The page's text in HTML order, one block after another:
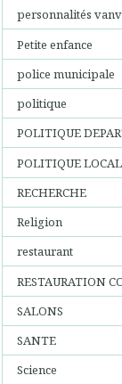
personnalités
Petite enfance
police municipale
politique
POLITIQUE
POLITIQUE
RECHERCHE
Religion
restaurant
RESTAURATION
SALONS
SANTE
Science